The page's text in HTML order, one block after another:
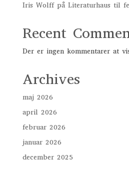
Iris Wolff på Literaturhaus til
Recent
Der er ingen kommentarer at
Archives
maj 2026
april 2026
februar 2026
januar 2026
december 2025